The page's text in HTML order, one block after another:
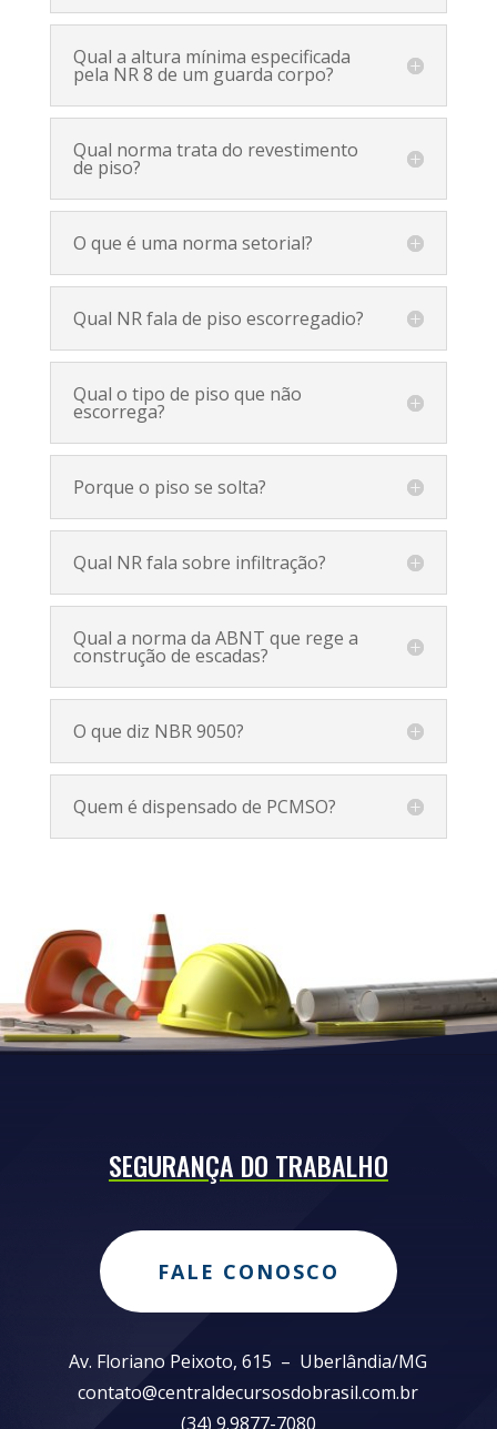
Qual a altura mínima especificada
pela NR 8 de um guarda corpo?
Qual norma trata do revestimento
de piso?
O que é uma norma setorial?
Qual NR fala de piso escorregadio?
Qual o tipo de piso que não
escorrega?
Porque o piso se solta?
Qual NR fala sobre infiltração?
Qual a norma da ABNT que rege a
construção de escadas?
O que diz NBR 9050?
Quem é dispensado de PCMSO?
SEGURANÇA DO TRABALHO
FALE CONOSCO
Av. Floriano Peixoto, 615 – Uberlândia/MG
contato@centraldecursosdobrasil.com.br
(34) 9.9877-7080